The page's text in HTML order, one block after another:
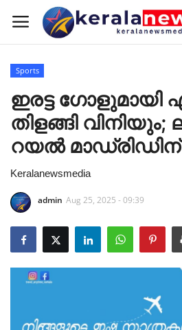
Home
Keralam
International
Sports
RealEstate
Sports
ഇരട്ട ഗോളുമായി
തിളങ്ങി വിനിയും;
റയല്‍
Keralanewsmedia
admin Aug 25, 2025 - 09:39